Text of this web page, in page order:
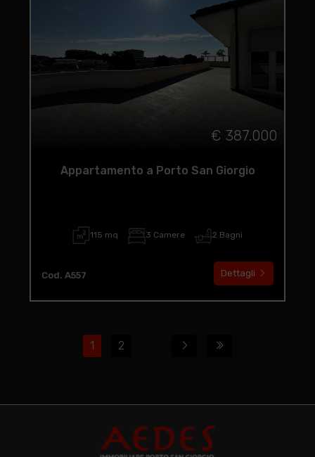
€ 387.000
Appartamento a Porto San Giorgio
115 mq 3 Camere 2 Bagni
Cod. A557 Dettagli
1 2